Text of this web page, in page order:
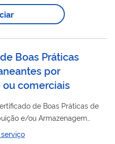
é que deve solicitar a
Boas Práticas
por
comerciais
de Boas Práticas de
e/ou Armazenagem
com Saneantes. A